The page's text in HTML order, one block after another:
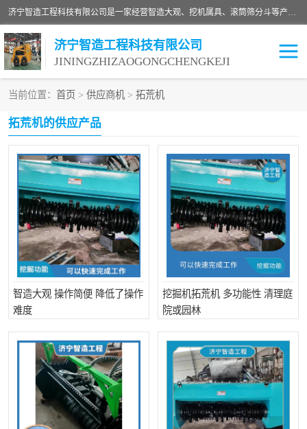
济宁智造工程科技有限公司是一家经营智造大观、挖机属具、滚筒筛分斗等产品的滑移装载机厂家。济宁智造工程科技有限公司奉行以质量赢得用户，诚信为本，互利共赢的宗旨，依靠雄厚的技术力量，科学的管理制度，先进的加工检测设备，始终坚持以客户为中心，免费咨询！
济宁智造工程科技有限公司
JININGZHIZAOGONGCHENGKEJI
当前位置： 首页 > 供应商机 > 拓荒机
拓荒机的供应产品
智造大观 操作简便 降低了操作
难度
挖掘机拓荒机 多功能性 清理庭
院或园林
振动夯
铣挖机 移动破碎机
滚筒筛分斗 粉碎钳
液压剪 土壤修复
铣刨机 开沟机
伐木机 破碎机
打桩机 压路机
枕木机 滑移装载机
清扫器 割草机
挖树机 拓荒机